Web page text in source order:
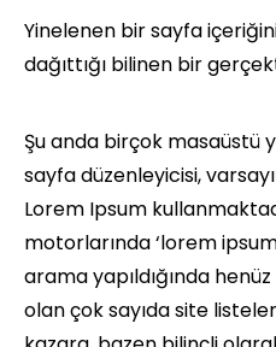
Yinelenen bir sayfa
dağıttığı bilinen bir
Şu anda birçok masaüstü
sayfa düzenleyicisi,
Lorem Ipsum
motorlarında ‘lorem
arama yapıldığında
olan çok sayıda site